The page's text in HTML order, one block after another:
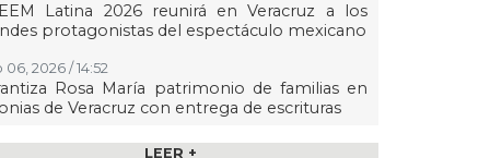
Latina 2026 reunirá en Veracruz a los
protagonistas del espectáculo mexicano
06, 2026 / 14:52
Rosa María patrimonio de familias en
de Veracruz con entrega de escrituras
06, 2026 / 14:45 LEER +